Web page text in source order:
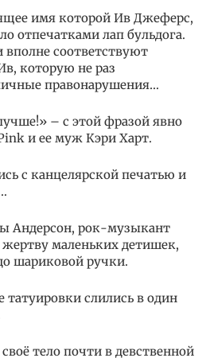
имя которой Ив Джеферс,
отпечатками лап бульдога.
вполне соответствуют
которую не раз
правонарушения…
– с этой фразой явно
и ее муж Кэри Харт.
с канцелярской печатью и
рок-музыкант
маленьких детишек,
шариковой ручки.
слились в один
тело почти в девственной